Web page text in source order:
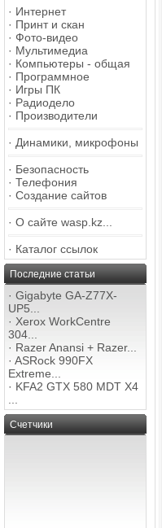
· Интернет
· Принт и скан
· Фото-видео
· Мультимедиа
· Компьютеры - общая
· Программное
· Игры ПК
· Радиодело
· Производители
· Динамики, микрофоны
· Безопасность
· Телефония
· Создание сайтов
· О сайте wasp.kz...
· Каталог ссылок
Последние статьи
· Gigabyte GA-Z77X-
UP5...
· Xerox WorkCentre
304...
· Razer Anansi + Razer...
· ASRock 990FX
Extreme...
· KFA2 GTX 580 MDT X4
Счетчики